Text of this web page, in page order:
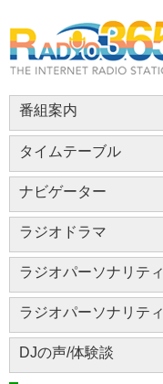
番組案内
タイムテーブル
ナビゲーター
ラジオドラマ
ラジオパーソナリテ
ラジオパーソナリテ
DJの声/体験談